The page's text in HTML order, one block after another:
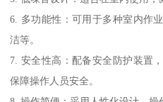
6. 多功能性：可用于多种室内作
洁等。
7. 安全性高：配备安全防护装置
保障操作人员安全。